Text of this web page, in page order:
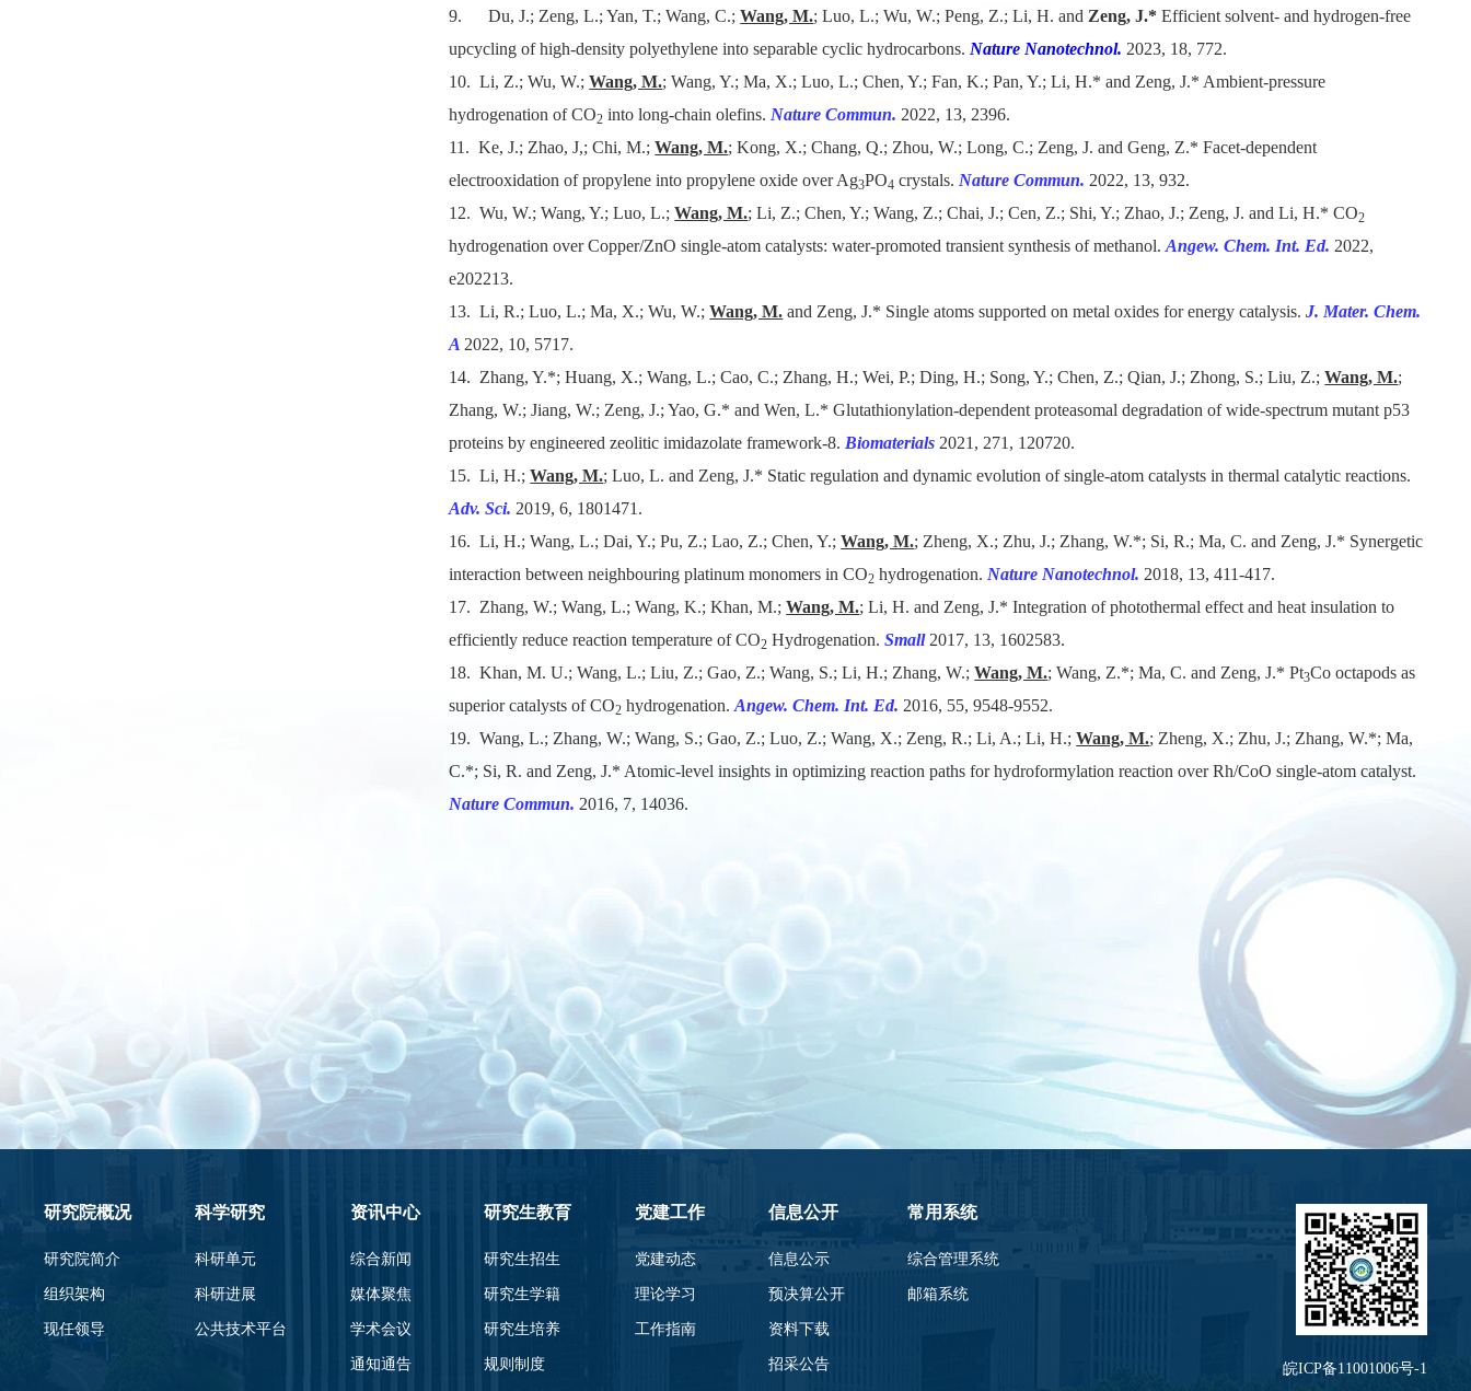
9.
Du, J.; Zeng, L.; Yan, T.; Wang, C.; Wang, M.; Luo, L.; Wu, W.; Peng, Z.; Li, H. and Zeng, J.*Efficient solvent- and hydrogen-free
upcycling of high-density polyethylene into separable cyclic hydrocarbons. Nature Nanotechnol. 2023, 18, 772.
10. Li, Z.; Wu, W.;Wang, M.; Wang, Y.; Ma, X.; Luo, L.; Chen, Y.; Fan, K.; Pan, Y.; Li, H.* and Zeng, J.* Ambient-pressure
hydrogenation of CO2 into long-chain olefins. Nature Commun. 2022, 13, 2396.
11. Ke, J.; Zhao, J,; Chi, M.;Wang, M.; Kong, X.; Chang, Q.; Zhou, W.; Long, C.; Zeng, J. and Geng, Z.* Facet-dependent
electrooxidation of propylene into propylene oxide over Ag3PO4 crystals. Nature Commun. 2022, 13, 932.
12. Wu, W.; Wang, Y.; Luo, L.;Wang, M.; Li, Z.; Chen, Y.; Wang, Z.; Chai, J.; Cen, Z.; Shi, Y.; Zhao, J.; Zeng, J. and Li, H.* CO2
hydrogenation over Copper/ZnO single-atom catalysts: water-promoted transient synthesis of methanol.Angew. Chem. Int. Ed. 2022,
e202213.
13. Li, R.; Luo, L.; Ma, X.; Wu, W.;Wang, M. and Zeng, J.* Single atoms supported on metal oxides for energy catalysis.J. Mater. Chem.
A 2022, 10, 5717.
14. Zhang, Y.*; Huang, X.; Wang, L.; Cao, C.; Zhang, H.; Wei, P.; Ding, H.; Song, Y.; Chen, Z.; Qian, J.; Zhong, S.; Liu, Z.;Wang, M.;
Zhang, W.; Jiang, W.; Zeng, J.; Yao, G.* and Wen, L.* Glutathionylation-dependent proteasomal degradation of wide-spectrum mutant p53
proteins by engineered zeolitic imidazolate framework-8. Biomaterials 2021, 271, 120720.
15. Li, H.;Wang, M.; Luo, L. and Zeng, J.* Static regulation and dynamic evolution of single-atom catalysts in thermal catalytic reactions.
Adv. Sci. 2019, 6, 1801471.
16. Li, H.; Wang, L.; Dai, Y.; Pu, Z.; Lao, Z.; Chen, Y.;Wang, M.; Zheng, X.; Zhu, J.; Zhang, W.*; Si, R.; Ma, C. and Zeng, J.* Synergetic
interaction between neighbouring platinum monomers in CO2 hydrogenation. Nature Nanotechnol. 2018, 13, 411-417.
17. Zhang, W.; Wang, L.; Wang, K.; Khan, M.;Wang, M.; Li, H. and Zeng, J.* Integration of photothermal effect and heat insulation to
efficiently reduce reaction temperature of CO2 Hydrogenation.Small 2017, 13, 1602583.
18. Khan, M. U.; Wang, L.; Liu, Z.; Gao, Z.; Wang, S.; Li, H.; Zhang, W.;Wang, M.; Wang, Z.*; Ma, C. and Zeng, J.* Pt3Co octapods as
superior catalysts of CO2 hydrogenation.Angew. Chem. Int. Ed. 2016, 55, 9548-9552.
19. Wang, L.; Zhang, W.; Wang, S.; Gao, Z.; Luo, Z.; Wang, X.; Zeng, R.; Li, A.; Li, H.;Wang, M.; Zheng, X.; Zhu, J.; Zhang, W.*; Ma,
C.*; Si, R. and Zeng, J.* Atomic-level insights in optimizing reaction paths for hydroformylation reaction over Rh/CoO single-atom catalyst.
Nature Commun. 2016, 7, 14036.
研究院概况
研究院简介
组织架构
现任领导
科学研究
科研单元
科研进展
公共技术平台
资讯中心
综合新闻
媒体聚焦
学术会议
通知通告
研究生教育
研究生招生
研究生学籍
研究生培养
规则制度
党建工作
党建动态
理论学习
工作指南
信息公开
信息公示
预决算公开
资料下载
招采公告
常用系统
综合管理系统
邮箱系统
皖ICP备11001006号-1